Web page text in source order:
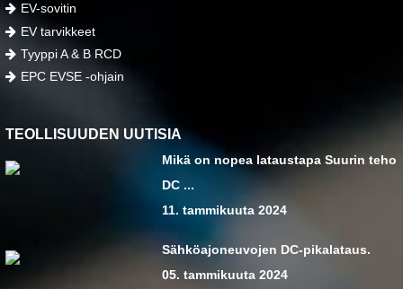
EV-sovitin
EV tarvikkeet
Tyyppi A & B RCD
EPC EVSE -ohjain
TEOLLISUUDEN UUTISIA
Mikä on nopea lataustapa Suurin teho
DC ...
11. tammikuuta 2024
Sähköajoneuvojen DC-pikalataus.
05. tammikuuta 2024